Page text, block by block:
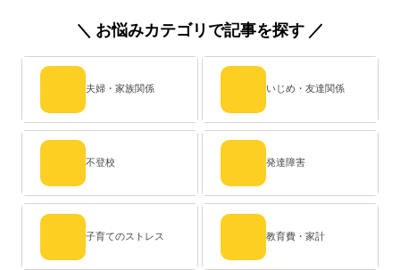
＼ お悩みカテゴリで記事を探す ／
夫婦・家族関係 いじめ・友達関係
不登校 発達障害
子育てのストレス 教育費・家計